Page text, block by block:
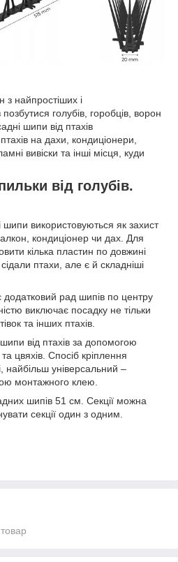
найпростіших і
голубів, горобців, ворон
шипи від птахів
на дахи, кондиціонери,
вивіски та інші місця, куди
від голубів.
використовуються як захист
кондиціонер чи дах. Для
кілька пластин по довжині
птахи, але є й складніші
додатковий рад шипів по центру
виключає посадку не тільки
та інших птахів.
від птахів за допомогою
цвяхів. Спосіб кріплення
найбільш універсальний –
монтажного клею.
шипів 51 см. Секції можна
секції один з одним.